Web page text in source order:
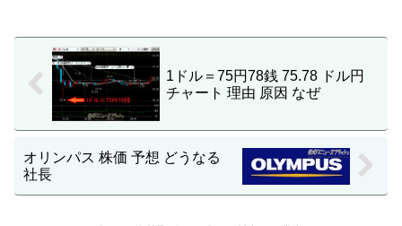
1ドル＝75円78銭 75.78 ドル円
チャート 理由 原因 なぜ
オリンパス 株価 予想 どうなる
社長